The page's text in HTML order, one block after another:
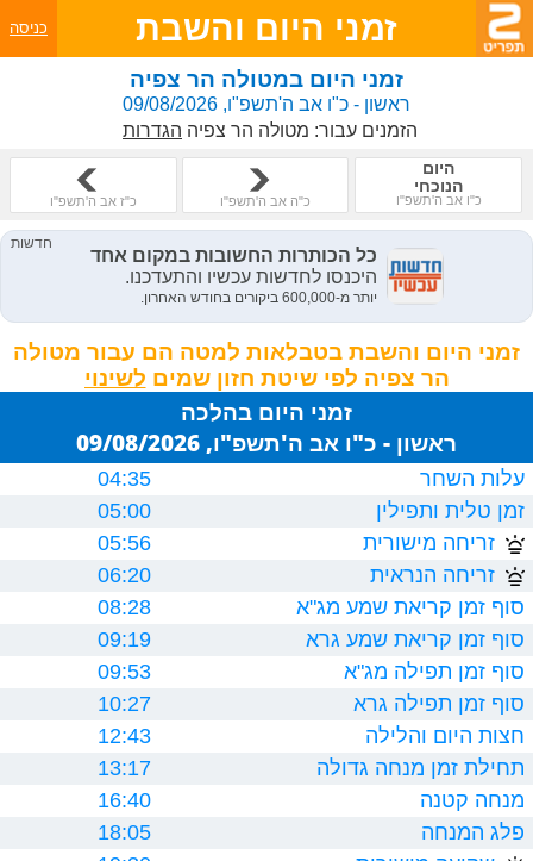
זמני היום והשבת כניסה
זמני היום במטולה הר צפיה
ראשון - כ"ו אב ה'תשפ"ו, 09/08/2026
הזמנים עבור: מטולה הר צפיה הגדרות
היום
הנוכחי
כ"ו אב ה'תשפ"ו כ"ה אב ה'תשפ"ו כ"ז אב ה'תשפ"ו
זמני היום והשבת בטבלאות למטה הם עבור מטולה
הר צפיה לפי שיטת חזון שמים
זמני היום בהלכה
ראשון - כ"ו אב ה'תשפ"ו, 09/08/2026
עלות השחר
04:35
זמן טלית ותפילין
05:00
זריחה מישורית
05:56
זריחה הנראית
06:20
סוף זמן קריאת שמע מג"א
08:28
סוף זמן קריאת שמע גרא
09:19
סוף זמן תפילה מג"א
09:53
סוף זמן תפילה גרא
10:27
חצות היום והלילה
12:43
תחילת זמן מנחה גדולה
13:17
מנחה קטנה
16:40
פלג המנחה
18:05